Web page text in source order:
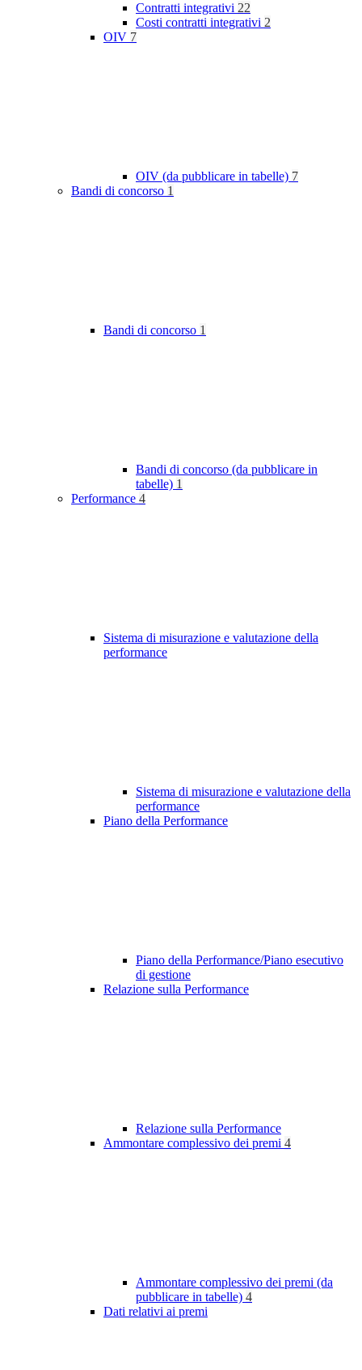
Contratti integrativi 22
Costi contratti integrativi 2
OIV 7
OIV (da pubblicare in tabelle) 7
Bandi di concorso 1
Bandi di concorso 1
Bandi di concorso (da pubblicare in
tabelle) 1
Performance 4
Sistema di misurazione e valutazione della
performance
Sistema di misurazione e valutazione della
performance
Piano della Performance
Piano della Performance/Piano esecutivo
di gestione
Relazione sulla Performance
Relazione sulla Performance
Ammontare complessivo dei premi 4
Ammontare complessivo dei premi (da
pubblicare in tabelle) 4
Dati relativi ai premi